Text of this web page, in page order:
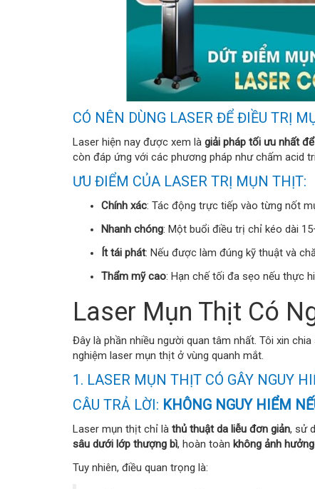
CÓ NÊN DÙNG LASER ĐỂ ĐIỀU TRỊ
Laser hiện nay được xem là giải pháp tối ưu nhất
còn đáp ứng với các phương pháp như chấm acid
ƯU ĐIỂM CỦA LASER TRỊ MỤN THỊT:
Chính xác: Tác động trực tiếp vào từng nốt
Nhanh chóng: Một buổi điều trị chỉ kéo dài
Ít tái phát: Nếu được làm đúng kỹ thuật và
Thẩm mỹ cao: Hạn chế tối đa sẹo nếu thực
Laser Mụn Thịt Có
Đây là phần nhiều người quan tâm nhất. Tôi xin chia
nghiệm laser mụn thịt ở vùng quanh mắt.
1. LASER MỤN THỊT CÓ GÂY NGUY
CÂU TRẢ LỜI: KHÔNG NGUY HIỂM
Laser mụn thịt chỉ là thủ thuật da liễu đơn giản, sử
sâu dưới lớp thượng bì, hoàn toàn không ảnh
Tuy nhiên, điều quan trọng là: